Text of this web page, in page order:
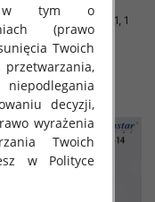
damskie Roz 36-41, 1
kolor Paczka 12 szt
50.00 zł
szczegóły
w tym o
(prawo
Twoich
decyzji,
wyrażenia
Twoich
w Polityce